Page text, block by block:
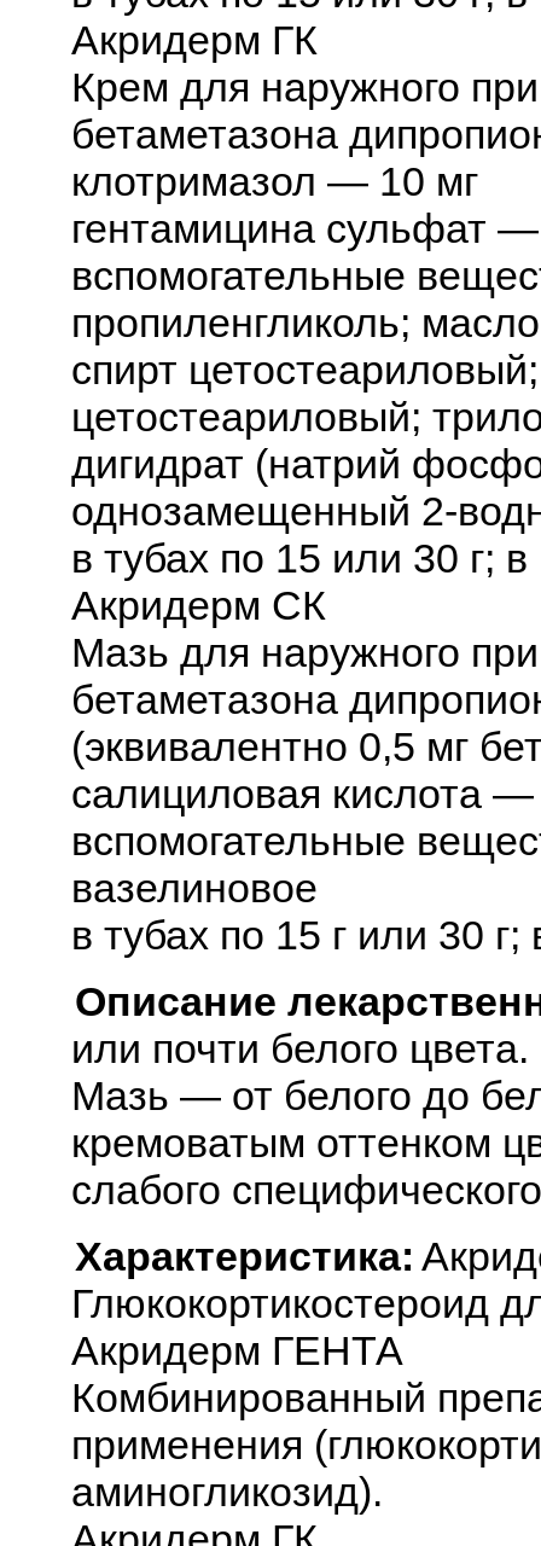
Акридерм ГК
Крем для наружного
бетаметазона
клотримазол — 10 мг
гентамицина сульфат
вспомогательные
пропиленгликоль;
спирт
цетостеариловый;
дигидрат (натрий
однозамещенный 2-
в тубах по 15 или 30 г;
Акридерм СК
Мазь для наружного
бетаметазона
(эквивалентно 0,5 мг
салициловая кислота —
вспомогательные
вазелиновое
в тубах по 15 г или 30
Описание
или почти белого цвета.
Мазь — от белого до
кремоватым оттенком
слабого
Характеристика:
Глюкокортикостероид
Акридерм ГЕНТА
Комбинированный
применения
аминогликозид).